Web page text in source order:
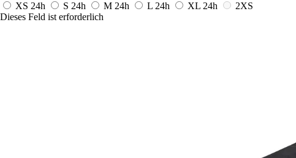
XS 24h S 24h M 24h L 24h XL 24h
2XS
Dieses Feld ist erforderlich